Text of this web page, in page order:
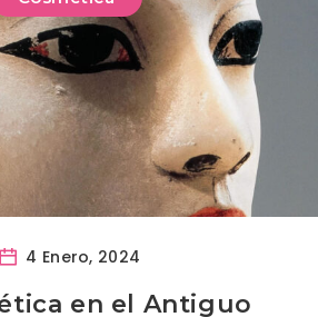
4 Enero, 2024
en el Antiguo